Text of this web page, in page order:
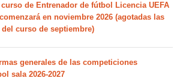
curso de Entrenador de fútbol Licencia UEFA
en noviembre 2026 (agotadas las
del curso de septiembre)
generales de las competiciones
sala 2026-2027